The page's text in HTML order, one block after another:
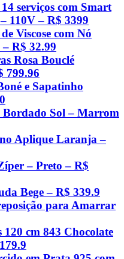
serviços com Smart
110V – R$ 3399
Viscose com Nó
R$ 32.99
Rosa Bouclé
799.96
e Sapatinho
Sol – Marrom
Aplique Laranja –
– Preto – R$
Bege – R$ 339.9
para Amarrar
cm 843 Chocolate